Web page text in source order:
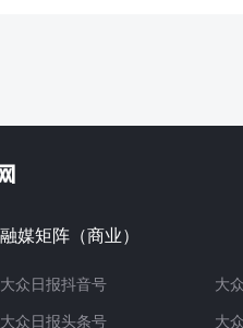
融媒矩阵（商业）
大众日报抖音号
大众日报头条号
大
大